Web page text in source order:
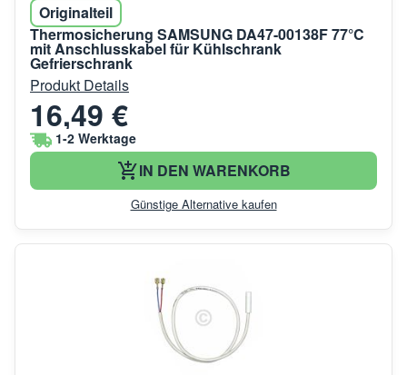
Originalteil
Thermosicherung SAMSUNG DA47-00138F 77°C
mit Anschlusskabel für Kühlschrank
Gefrierschrank
Produkt Details
16,49 €
1-2 Werktage
IN DEN WARENKORB
Günstige Alternative kaufen